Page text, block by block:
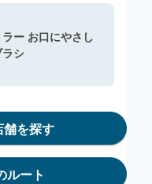
ー お口にやさし
シ
舗を探す
ルート